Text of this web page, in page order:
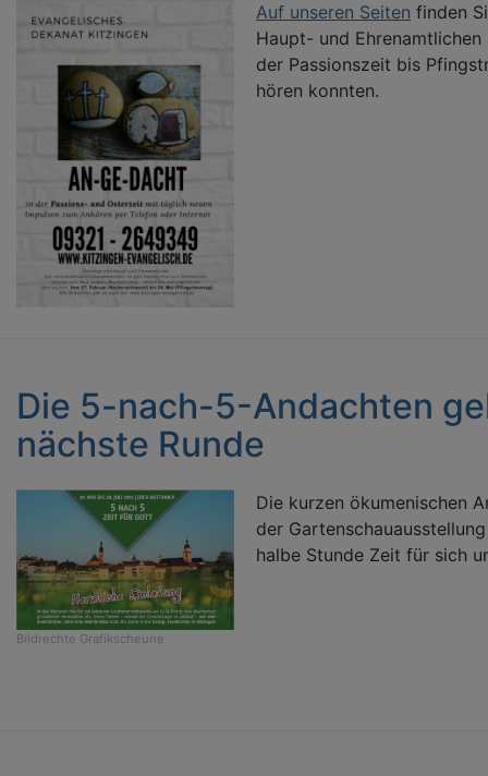
Auf unseren Seiten finden
Haupt- und
der Passionszeit bis
hören konnten.
Die 5-nach-5-Andachten
nächste Runde
Bildrechte Grafikscheune
Die kurzen ökumenischen
der
halbe Stunde Zeit für sich